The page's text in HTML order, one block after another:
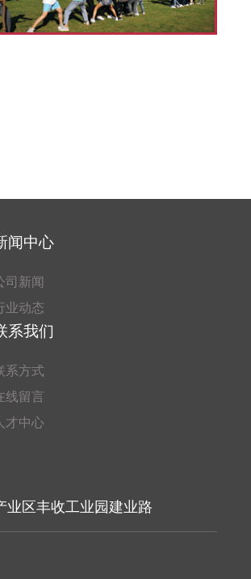
闻中心
司新闻
业动态
系我们
系方式
线留言
才中心
业区丰收工业园建业路